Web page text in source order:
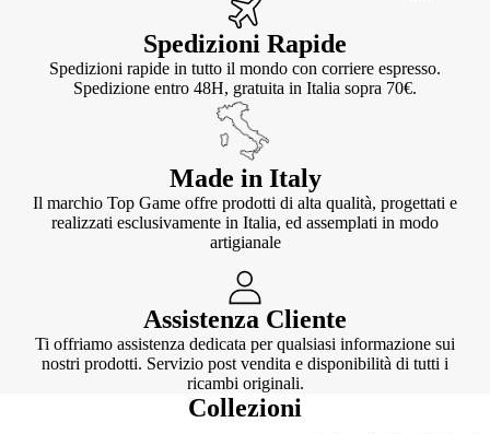
Spedizioni Rapide
Spedizioni rapide in tutto il mondo con corriere espresso.
Spedizione entro 48H, gratuita in Italia sopra 70€.
Made in Italy
Il marchio Top Game offre prodotti di alta qualità, progettati e
realizzati esclusivamente in Italia, ed assemplati in modo
artigianale
Assistenza Cliente
Ti offriamo assistenza dedicata per qualsiasi informazione sui
nostri prodotti. Servizio post vendita e disponibilità di tutti i
ricambi originali.
Collezioni